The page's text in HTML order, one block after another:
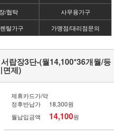
/협탁
사무용가구
탈가구
가맹점/대리점문의
랍장3단-(월14,100*36개월/등
면제)
제휴카드가/약
정후반납가
18,300원
월납입금액
14,100원